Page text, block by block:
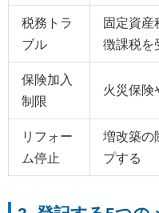
税務トラ
ブル
固定資産
徴課税を
保険加入
制限
火災保険
リフォー
ム停止
増改築の
プする